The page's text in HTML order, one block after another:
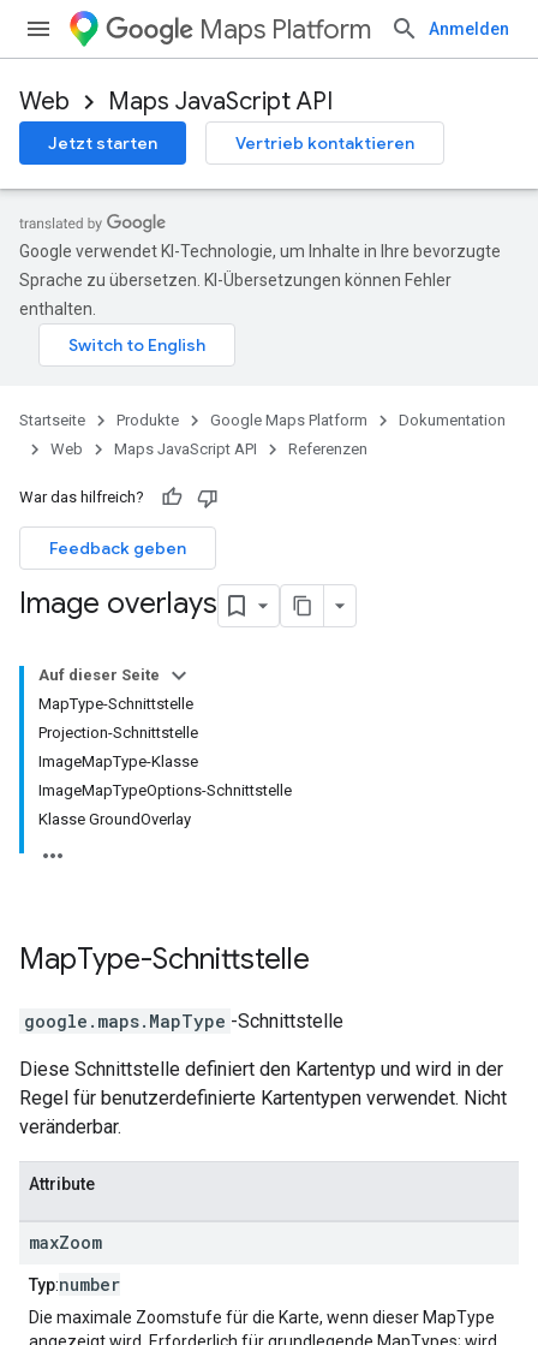
Maps Platform Anmelden
Web Maps JavaScript API
Jetzt starten Vertrieb kontaktieren
Google verwendet KI-Technologie, um Inhalte in Ihre bevorzugte
Sprache zu übersetzen. KI-Übersetzungen können Fehler
enthalten.
Startseite Produkte Google Maps Platform
Dokumentation
Web
Maps JavaScript API Referenzen
War das hilfreich?
Feedback geben
Image overlays
Auf dieser Seite
MapType-Schnittstelle
Projection-Schnittstelle
ImageMapType-Klasse
ImageMapTypeOptions-Schnittstelle
Klasse GroundOverlay
MapType-Schnittstelle
google.maps. MapType -Schnittstelle
Diese Schnittstelle definiert den Kartentyp und wird in der
Regel für benutzerdefinierte Kartentypen verwendet. Nicht
veränderbar.
Attribute
maxZoom
Typ:number
Die maximale Zoomstufe für die Karte, wenn dieser MapType